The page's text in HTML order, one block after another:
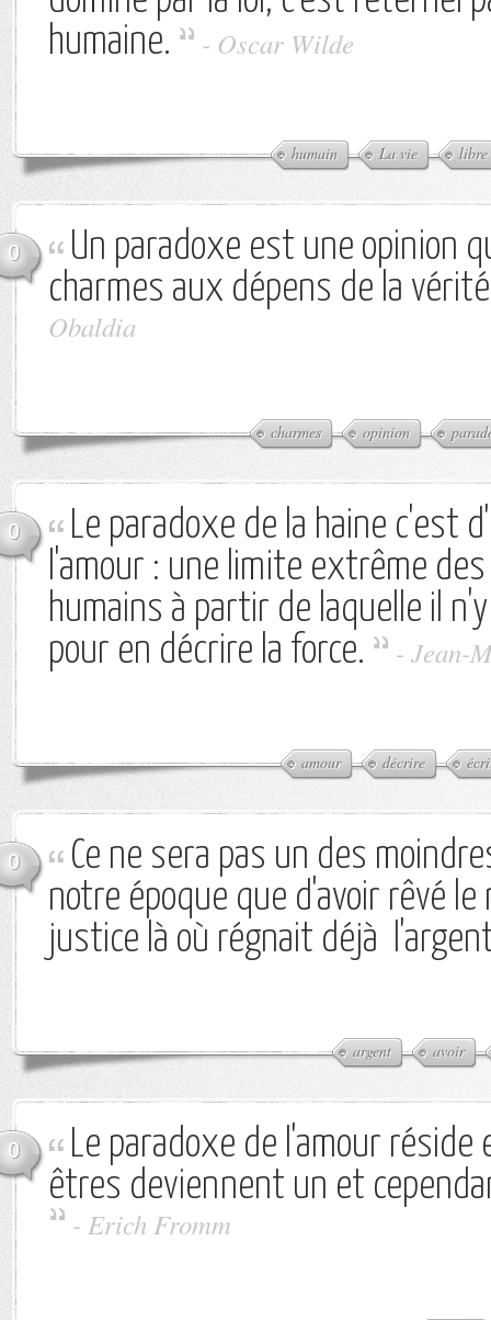
humaine.
- Oscar Wilde
humain La vie libre
0
Un paradoxe est une opinion
charmes aux dépens de la
Obaldia
charmes opinion
0
Le paradoxe de la haine c'est
l'amour : une limite extrême
humains à partir de laquelle il
pour en décrire la force.
- Jean-
amour décrire
0
Ce ne sera pas un des
notre époque que d'avoir rêvé le
justice là où régnait déjà
argent avoir
0
Le paradoxe de l'amour réside
êtres deviennent un et
- Erich Fromm